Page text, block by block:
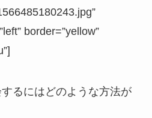
border=”yellow”
るにはどのような方法が